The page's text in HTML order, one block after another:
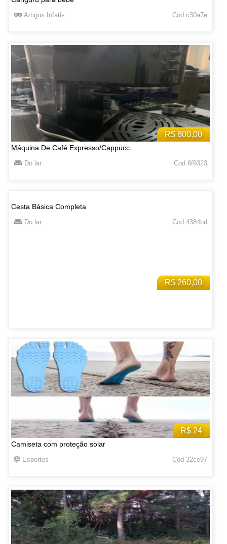
Artigos Infatis Cod c30a7e
R$ 800,00
Máquina De Café Expresso/Cappucc
Do lar Cod 6f9323
R$ 260,00
Cesta Básica Completa
Do lar Cod 4384bd
R$ 24
Camiseta com proteção solar
Esportes Cod 32ce97